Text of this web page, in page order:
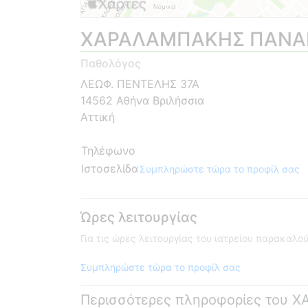
ΧΑΡΑΛΑΜΠΑΚΗΣ
Παθολόγος
ΛΕΩΦ. ΠΕΝΤΕΛΗΣ 37Α
14562 Αθήνα Βριλήσσια
Αττική
Τηλέφωνο
Ιστοσελίδα Συμπληρώστε τώρα το προφίλ σας
Ώρες λειτουργίας
Για τις ώρες λειτουργίας του ιατρείου
Συμπληρώστε τώρα το προφίλ σας
Περισσότερες πληροφορίες